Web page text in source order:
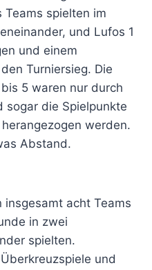
Teams spielten im
und Lufos 1
und einem
Turniersieg. Die
5 waren nur durch
sogar die Spielpunkte
werden.
Abstand.
insgesamt acht Teams
in zwei
spielten.
und